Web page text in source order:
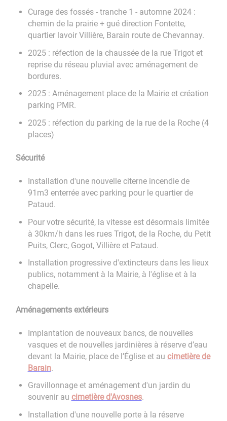
Curage des fossés - tranche 1 - automne 2024 :
chemin de la prairie + gué direction Fontette,
quartier lavoir Villière, Barain route de Chevannay.
2025 : réfection de la chaussée de la rue Trigot et
reprise du réseau pluvial avec aménagement de
bordures.
2025 : Aménagement place de la Mairie et création
parking PMR.
2025 : réfection du parking de la rue de la Roche (4
places)
Sécurité
Installation d'une nouvelle citerne incendie de
91m3 enterrée avec parking pour le quartier de
Pataud.
Pour votre sécurité, la vitesse est désormais limitée
à 30km/h dans les rues Trigot, de la Roche, du Petit
Puits, Clerc, Gogot, Villière et Pataud.
Installation progressive d'extincteurs dans les lieux
publics, notamment à la Mairie, à l'église et à la
chapelle.
Aménagements extérieurs
Implantation de nouveaux bancs, de nouvelles
vasques et de nouvelles jardinières à réserve d’eau
devant la Mairie, place de l’Église et au cimetière de
Barain.
Gravillonnage et aménagement d'un jardin du
souvenir au cimetière d'Avosnes.
Installation d'une nouvelle porte à la réserve